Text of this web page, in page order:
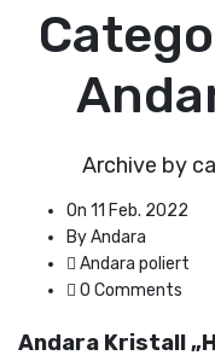
Archive by
On 11 Feb. 2022
By Andara
Andara poliert
0 Comments
Andara Kristall